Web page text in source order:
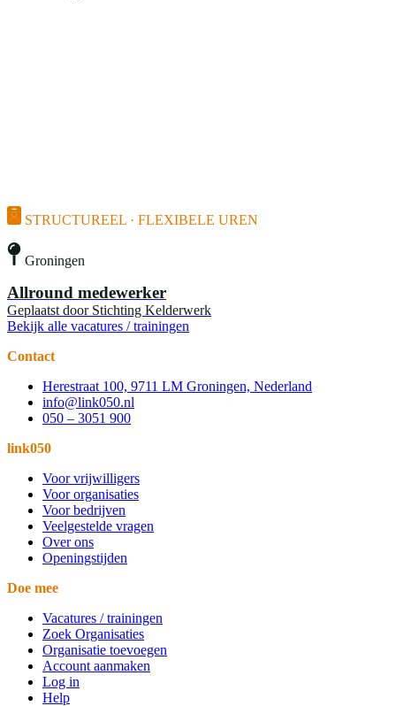
STRUCTUREEL · FLEXIBELE UREN
Groningen
Allround medewerker
Geplaatst door Stichting Kelderwerk
Bekijk alle vacatures / trainingen
Contact
Herestraat 100, 9711 LM Groningen, Nederland
info@link050.nl
050 – 3051 900
link050
Voor vrijwilligers
Voor organisaties
Voor bedrijven
Veelgestelde vragen
Over ons
Openingstijden
Doe mee
Vacatures / trainingen
Zoek Organisaties
Organisatie toevoegen
Account aanmaken
Log in
Help